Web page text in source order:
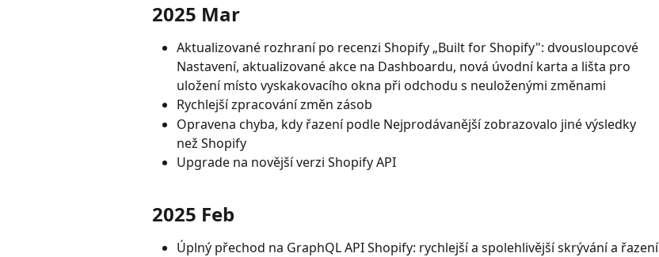
2025 Mar
Aktualizované rozhraní po recenzi Shopify „Built for Shopify": dvousloupcové
Nastavení, aktualizované akce na Dashboardu, nová úvodní karta a lišta pro
uložení místo vyskakovacího okna při odchodu s neuloženými změnami
Rychlejší zpracování změn zásob
Opravena chyba, kdy řazení podle Nejprodávanější zobrazovalo jiné výsledky
než Shopify
Upgrade na novější verzi Shopify API
2025 Feb
Úplný přechod na GraphQL API Shopify: rychlejší a spolehlivější skrývání a řazení